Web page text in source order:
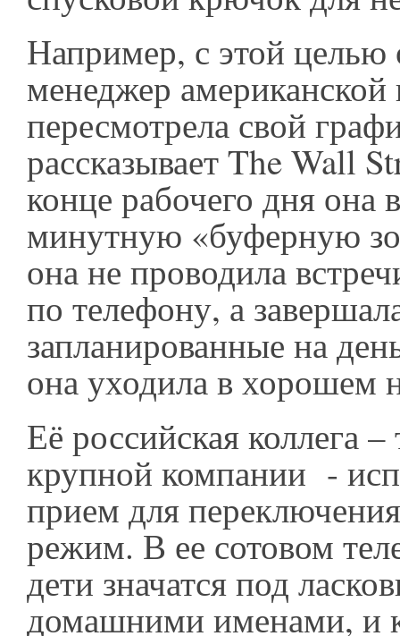
Например, с этой целью
менеджер
пересмотрела свой
рассказывает The Wall
конце рабочего дня она
минутную «буферную
она не проводила
по телефону, а
запланированные на
она уходила в хорошем
Её российская коллега
крупной компании -
прием для
режим. В ее сотовом
дети значатся под
домашними именами, и